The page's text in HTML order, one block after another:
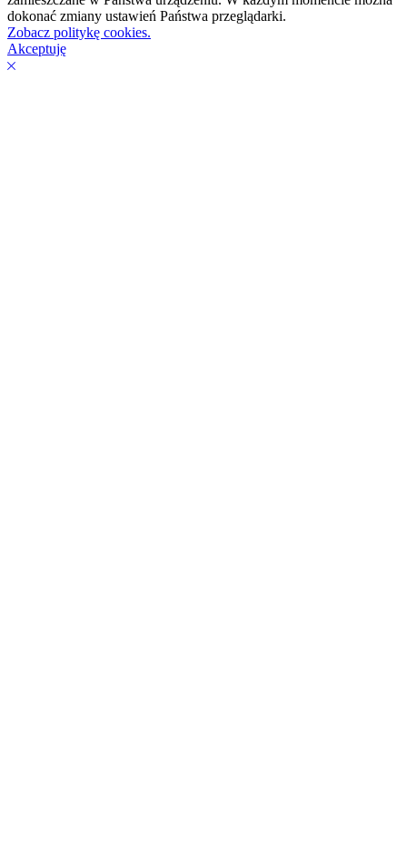
dokonać zmiany ustawień Państwa przeglądarki.
Zobacz politykę cookies.
Akceptuję